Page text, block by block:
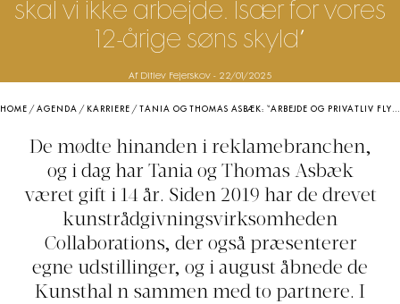
skal vi ikke arbejde. Især for vores
12-årige søns skyld”
Af Ditlev Fejerskov- 22/01/2025
HOME /AGENDA / KARRIERE / TANIA OG THOMAS ASBÆK: “ARBEJDE OG PRIVATLIV FLYDER SAMMEN FOR OS. DERFOR MÅ VI PLANLÆGGE FAMILIETID OG SIGE: NU SKAL VI IKKE ARBEJDE. ISÆR FOR VORES 12-ÅRIGE SØNS SKYLD”
De mødte hinanden i reklamebranchen,
og i dag har Tania og Thomas Asbæk
været gift i 14 år. Siden 2019 har de drevet
kunstrådgivningsvirksomheden
Collaborations, der også præsenterer
egne udstillinger, og i august åbnede de
Kunsthal n sammen med to partnere. I